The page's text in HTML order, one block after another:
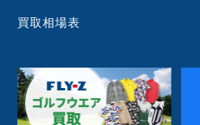
買取相場表